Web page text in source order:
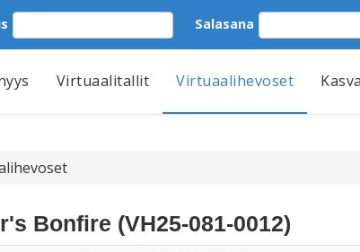
Salasana
Virtuaalitallit Virtuaalihevoset
Bonfire (VH25-081-0012)